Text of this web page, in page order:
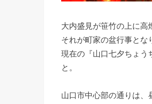
大内盛見が笹竹の上に高
それが町家の盆行事とな
現在の『山口七夕ちょう
と。
山口市中心部の通りは、